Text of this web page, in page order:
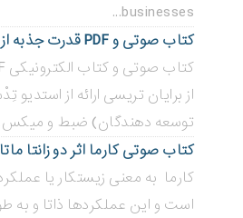
businesses...
کتاب صوتی و PDF قدرت جذبه از برایان تریسی
از برایان تریسی ارائه از
توسعه دهندگان) ضبط و
کتاب صوتی کارما اثر دو زانتا ماتا
کارما به معنی زیستکار یا
است و این عملکردها ذاتا و به